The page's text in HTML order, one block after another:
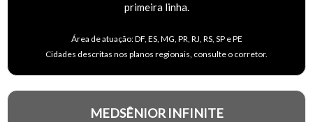
primeira linha.
Área de atuação: DF, ES, MG, PR, RJ, RS, SP e PE
Cidades descritas nos planos regionais, consulte o corretor.
MEDSÊNIOR INFINITE